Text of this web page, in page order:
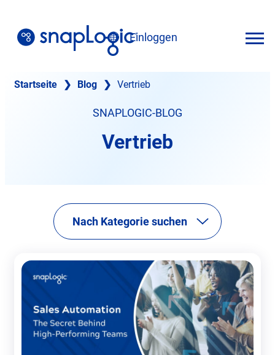
springen
DeutschEinloggen
Startseite ❯ Blog ❯ Vertrieb
SNAPLOGIC-BLOG
Vertrieb
Nach Kategorie suchen